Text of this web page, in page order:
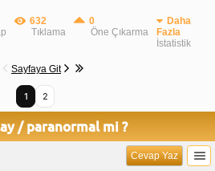
632
Tıklama
0
Öne Çıkarma
Daha
Fazla
İstatistik
Sayfaya Git
1 2
/ paranormal mi ?
Cevap Yaz